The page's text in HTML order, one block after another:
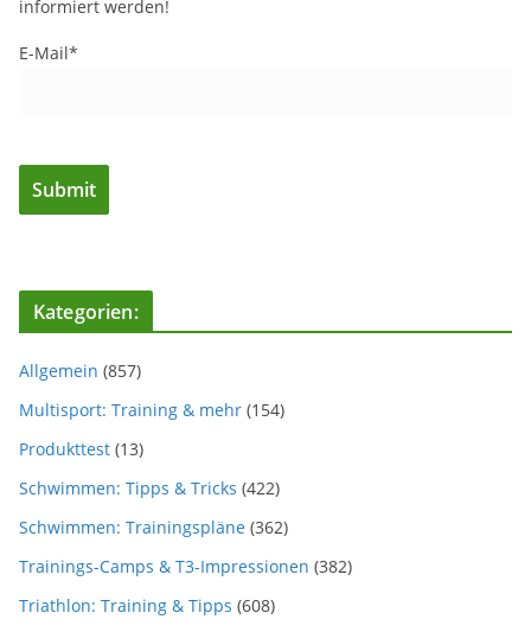
informiert werden!
E-Mail*
Kategorien:
Allgemein (857)
Multisport: Training & mehr (154)
Produkttest (13)
Schwimmen: Tipps & Tricks (422)
Schwimmen: Trainingspläne (362)
Trainings-Camps & T3-Impressionen (382)
Triathlon: Training & Tipps (608)